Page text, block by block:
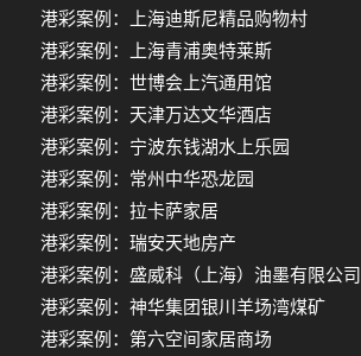
港彩案例：上海迪斯尼精品购物村
港彩案例：上海青浦奥特莱斯
港彩案例：世博会上汽通用馆
港彩案例：天津万达文华酒店
港彩案例：宁波东钱湖水上乐园
港彩案例：常州中华恐龙园
港彩案例：拉卡萨家居
港彩案例：瑞安天地房产
港彩案例：盛威科（上海）油墨有限公司
港彩案例：神华集团银川羊场湾煤矿
港彩案例：第六空间家居商场